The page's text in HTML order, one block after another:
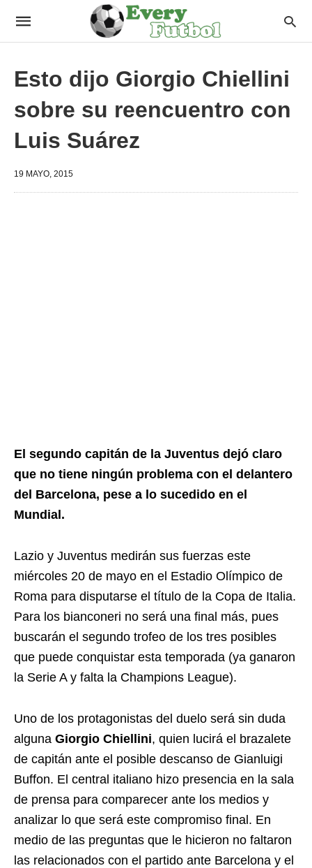
Esto dijo Giorgio Chiellini
sobre su reencuentro con
Luis Suárez
19 MAYO, 2015
El segundo capitán de la Juventus dejó claro
que no tiene ningún problema con el delantero
del Barcelona, pese a lo sucedido en el
Mundial.
Lazio y Juventus medirán sus fuerzas este
miércoles 20 de mayo en el Estadio Olímpico de
Roma para disputarse el título de la Copa de Italia.
Para los bianconeri no será una final más, pues
buscarán el segundo trofeo de los tres posibles
que puede conquistar esta temporada (ya ganaron
la Serie A y falta la Champions League).
Uno de los protagonistas del duelo será sin duda
alguna Giorgio Chiellini, quien lucirá el brazalete
de capitán ante el posible descanso de Gianluigi
Buffon. El central italiano hizo presencia en la sala
de prensa para comparecer ante los medios y
analizar lo que será este compromiso final. En
medio de las preguntas que le hicieron no faltaron
las relacionados con el partido ante Barcelona y el